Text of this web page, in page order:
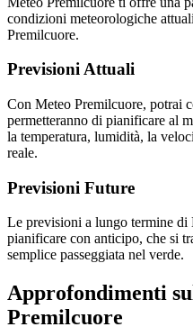
condizioni meteorologiche
Premilcuore.
Previsioni Attuali
Con Meteo Premilcuore, potrai
permetteranno di pianificare al
la temperatura, lumidità, la
reale.
Previsioni Future
Le previsioni a lungo termine di
pianificare con anticipo, che si
semplice passeggiata nel verde.
Approfondimenti
Premilcuore